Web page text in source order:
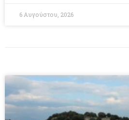
6 Αυγούστου, 2026